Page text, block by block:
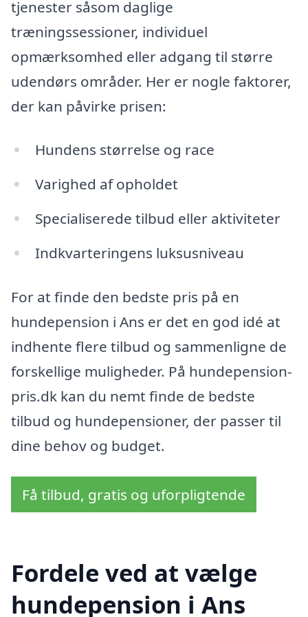
tjenester såsom daglige
træningssessioner, individuel
opmærksomhed eller adgang til større
udendørs områder. Her er nogle faktorer,
der kan påvirke prisen:
Hundens størrelse og race
Varighed af opholdet
Specialiserede tilbud eller aktiviteter
Indkvarteringens luksusniveau
For at finde den bedste pris på en
hundepension i Ans er det en god idé at
indhente flere tilbud og sammenligne de
forskellige muligheder. På hundepension-
pris.dk kan du nemt finde de bedste
tilbud og hundepensioner, der passer til
dine behov og budget.
Få tilbud, gratis og uforpligtende
Fordele ved at vælge
hundepension i Ans